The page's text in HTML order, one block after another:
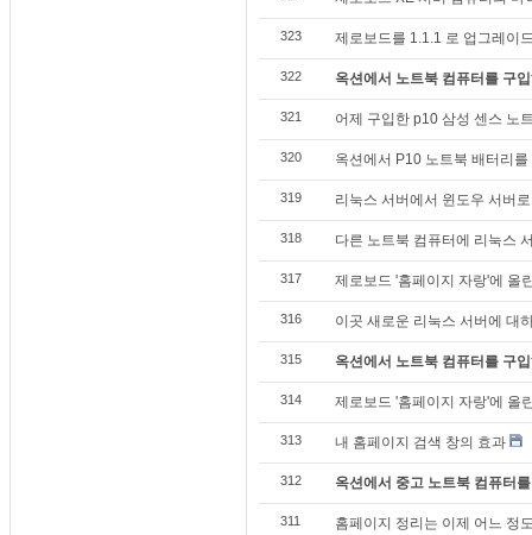
323 제로보드를 1.1.1 로 업그레이
322 옥션에서 노트북 컴퓨터를 구
321 어제 구입한 p10 삼성 센스 노
320 옥션에서 P10 노트북 배터리를
319 리눅스 서버에서 윈도우 서버
318 다른 노트북 컴퓨터에 리눅스
317 제로보드 '홈페이지 자랑'에 올
316 이곳 새로운 리눅스 서버에 대
315 옥션에서 노트북 컴퓨터를 구
314 제로보드 '홈페이지 자랑'에 올
313 내 홈페이지 검색 창의 효과
312 옥션에서 중고 노트북 컴퓨터
311 홈페이지 정리는 이제 어느 정